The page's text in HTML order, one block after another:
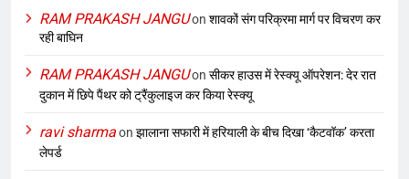
RAM PRAKASH JANGUon शावकों संग परिक्रमा मार्ग पर विचरण कर
रही बाघिन
RAM PRAKASH JANGUon सीकर हाउस में रेस्क्यू ऑपरेशन: देर रात
दुकान में छिपे पैंथर को ट्रैंकुलाइज कर किया रेस्क्यू
ravi sharmaon झालाना सफारी में हरियाली के बीच दिखा ‘कैटवॉक’ करता
लेपर्ड